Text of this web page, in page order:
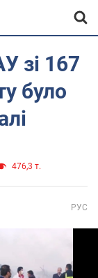
зі 167
було
476,3 т.
РУС